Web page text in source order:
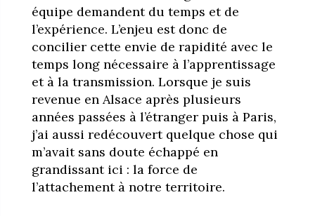
équipe demandent du temps et de
l’expérience. L’enjeu est donc de
concilier cette envie de rapidité avec le
temps long nécessaire à l’apprentissage
et à la transmission. Lorsque je suis
revenue en Alsace après plusieurs
années passées à l’étranger puis à Paris,
j’ai aussi redécouvert quelque chose qui
m’avait sans doute échappé en
grandissant ici : la force de
l’attachement à notre territoire.